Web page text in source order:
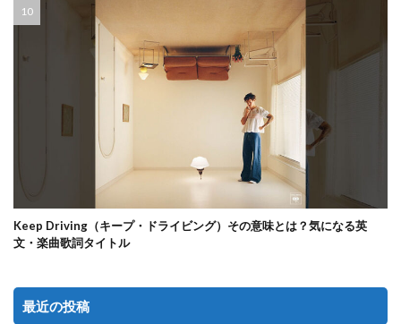
Keep Driving（キープ・ドライビング）その意味とは？気になる英
文・楽曲歌詞タイトル
最近の投稿